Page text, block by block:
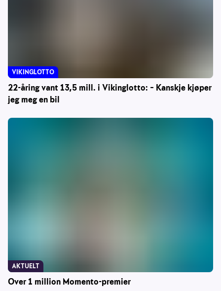
22-åring vant 13,5 mill. i Vikinglotto: – Kanskje kjøper
jeg meg en bil
VIKINGLOTTO
Over 1 million Momento-premier
AKTUELT